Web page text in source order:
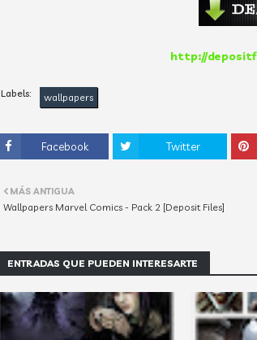
http://
Labels: wallpapers
Facebook Twitter
MÁS ANTIGUA
Wallpapers Marvel Comics - Pack 2 [Deposit Files]
ENTRADAS QUE PUEDEN INTERESARTE